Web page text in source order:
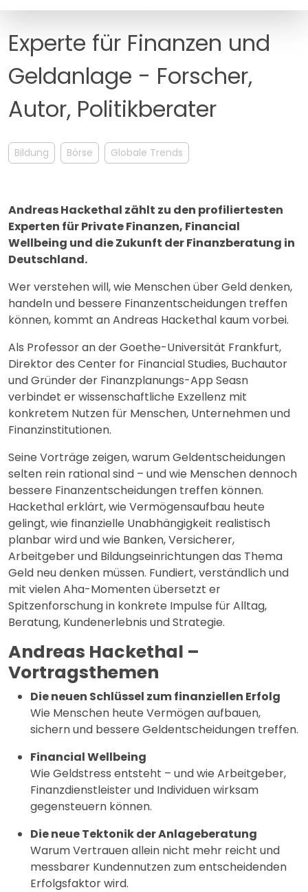
MANAGEMENT
Experte für Finanzen und
Geldanlage - Forscher,
Autor, Politikberater
Bildung Börse Globale Trends
Andreas Hackethal zählt zu den profiliertesten
Experten für Private Finanzen, Financial
Wellbeing und die Zukunft der Finanzberatung in
Deutschland.
Wer verstehen will, wie Menschen über Geld denken,
handeln und bessere Finanzentscheidungen treffen
können, kommt an Andreas Hackethal kaum vorbei.
Als Professor an der Goethe-Universität Frankfurt,
Direktor des Center for Financial Studies, Buchautor
und Gründer der Finanzplanungs-App Seasn
verbindet er wissenschaftliche Exzellenz mit
konkretem Nutzen für Menschen, Unternehmen und
Finanzinstitutionen.
Seine Vorträge zeigen, warum Geldentscheidungen
selten rein rational sind – und wie Menschen dennoch
bessere Finanzentscheidungen treffen können.
Hackethal erklärt, wie Vermögensaufbau heute
gelingt, wie finanzielle Unabhängigkeit realistisch
planbar wird und wie Banken, Versicherer,
Arbeitgeber und Bildungseinrichtungen das Thema
Geld neu denken müssen. Fundiert, verständlich und
mit vielen Aha-Momenten übersetzt er
Spitzenforschung in konkrete Impulse für Alltag,
Beratung, Kundenerlebnis und Strategie.
Andreas Hackethal –
Vortragsthemen
Die neuen Schlüssel zum finanziellen Erfolg
Wie Menschen heute Vermögen aufbauen,
sichern und bessere Geldentscheidungen treffen.
Financial Wellbeing
Wie Geldstress entsteht – und wie Arbeitgeber,
Finanzdienstleister und Individuen wirksam
gegensteuern können.
Die neue Tektonik der Anlageberatung
Warum Vertrauen allein nicht mehr reicht und
messbarer Kundennutzen zum entscheidenden
Erfolgsfaktor wird.